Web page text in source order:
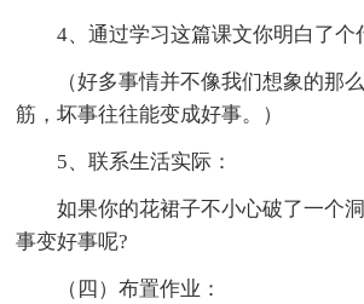
4、通过学习这篇课文你明白了个
（好多事情并不像我们想象的那
筋，坏事往往能变成好事。）
5、联系生活实际：
如果你的花裙子不小心破了一个
事变好事呢?
（四）布置作业：